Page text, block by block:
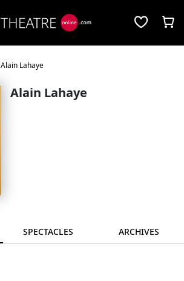
Alain Lahaye
Alain Lahaye
SPECTACLES ARCHIVES